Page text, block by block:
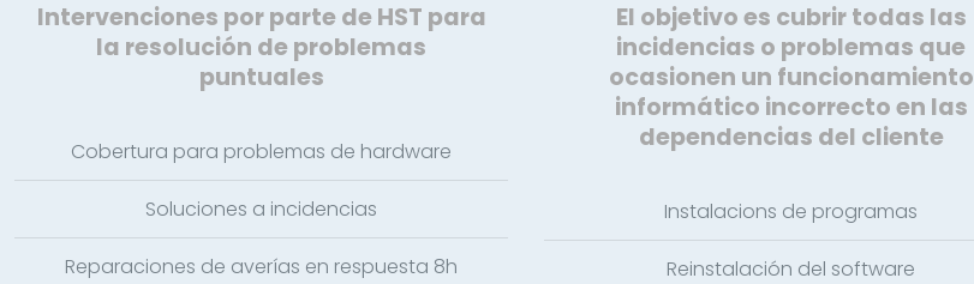
Intervenciones por parte de HST para
la resolución de problemas
puntuales
Cobertura para problemas de hardware
Soluciones a incidencias
Reparaciones de averías en respuesta 8h
El objetivo es cubrir todas las
incidencias o problemas que
ocasionen un funcionamiento
informático incorrecto en las
dependencias del cliente
Instalacions de programas
Reinstalación del software